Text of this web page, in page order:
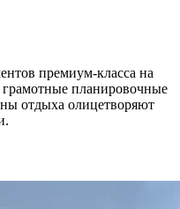
премиум-класса на
планировочные
отдыха олицетворяют